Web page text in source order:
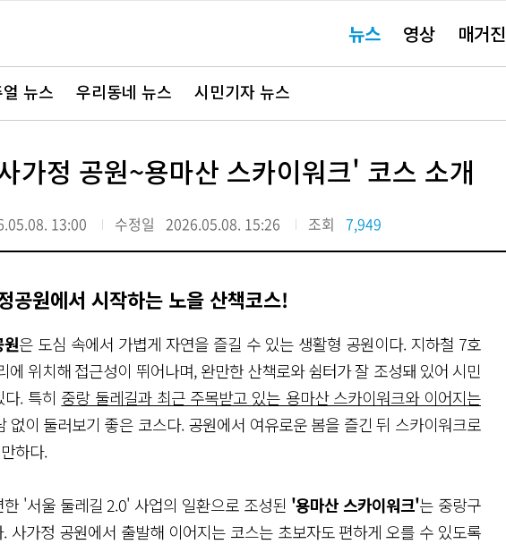
요뉴스 영상 매거진
뉴스 우리동네 뉴스 시민기자 뉴스
가정 공원~용마산 스카이워크' 코스 소개
13:00 수정일 2026.05.08. 15:26 조회 7,949
공원에서 시작하는 노을 산책코스!
은 도심 속에서 가볍게 자연을 즐길 수 있는 생활형 공원이다. 지하철 7호
에 위치해 접근성이 뛰어나며, 완만한 산책로와 쉼터가 잘 조성돼 있어 시민
. 특히 중랑 둘레길과 최근 주목받고 있는 용마산 스카이워크와 이어지는
없이 둘러보기 좋은 코스다. 공원에서 여유로운 봄을 즐긴 뒤 스카이워크로
하다.
'서울 둘레길 2.0' 사업의 일환으로 조성된 '용마산 스카이워크'는 중랑구
사가정 공원에서 출발해 이어지는 코스는 초보자도 편하게 오를 수 있도록